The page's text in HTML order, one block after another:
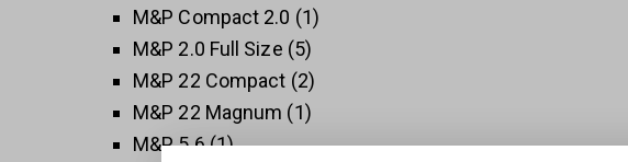
M&P Compact 2.0 1
M&P 2.0 Full Size 5
M&P 22 Compact 2
M&P 22 Magnum
1
M&P 5.6 1